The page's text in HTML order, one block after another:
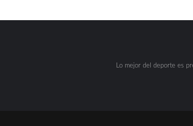
Lo mejor del deporte es